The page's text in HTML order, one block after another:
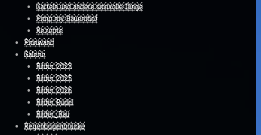
Garteln und andere sinnvolle Dinge
Pimp my Bauernhof
Rezepte
Pinnwand
Galerie
Bilder 2023
Bilder 2025
Bilder 2026
Bilder Rudel
Bilder_Bau
Regenbogenbrücke